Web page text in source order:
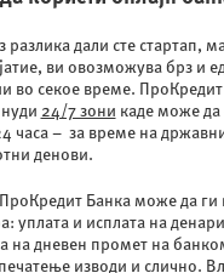
разлика дали сте стартап,
ви овозможува брз и
во секое време.
24/7 зони каде може да
часа – за време на
денови.
Банка може да ги
уплата и исплата на
на дневен промет на
изводи и слично.